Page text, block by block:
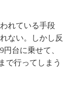
れている手段
ない。しかし反
台に乗せて、
で行ってしまう